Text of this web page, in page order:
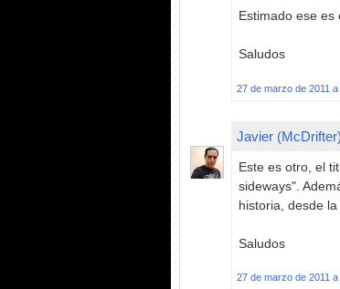
Estimado ese es
Saludos
27 de marzo de 2011 a
Javier (McDrifter)
Este es otro, el
sideways".
historia, desde
Saludos
27 de marzo de 2011 a